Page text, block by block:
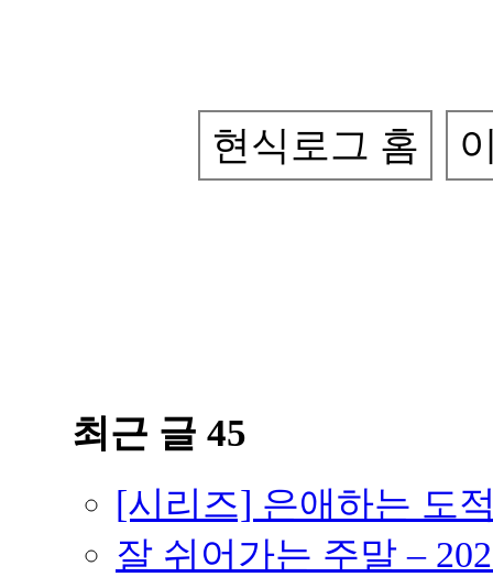
현식로그 홈
최근 글 45
[시리즈] 은애하는 도
잘 쉬어가는 주말 –